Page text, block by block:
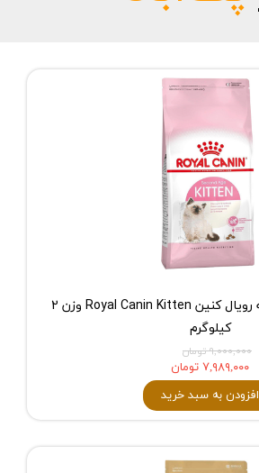
غذای خشک بچه گربه رویال کنین Royal Canin Kitten وزن 2
کیلوگرم
۹,۰۰۰,۰۰۰ تومان
۷,۹۸۹,۰۰۰ تومان
افزودن به سبد خرید